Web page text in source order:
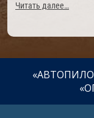
Читать далее…